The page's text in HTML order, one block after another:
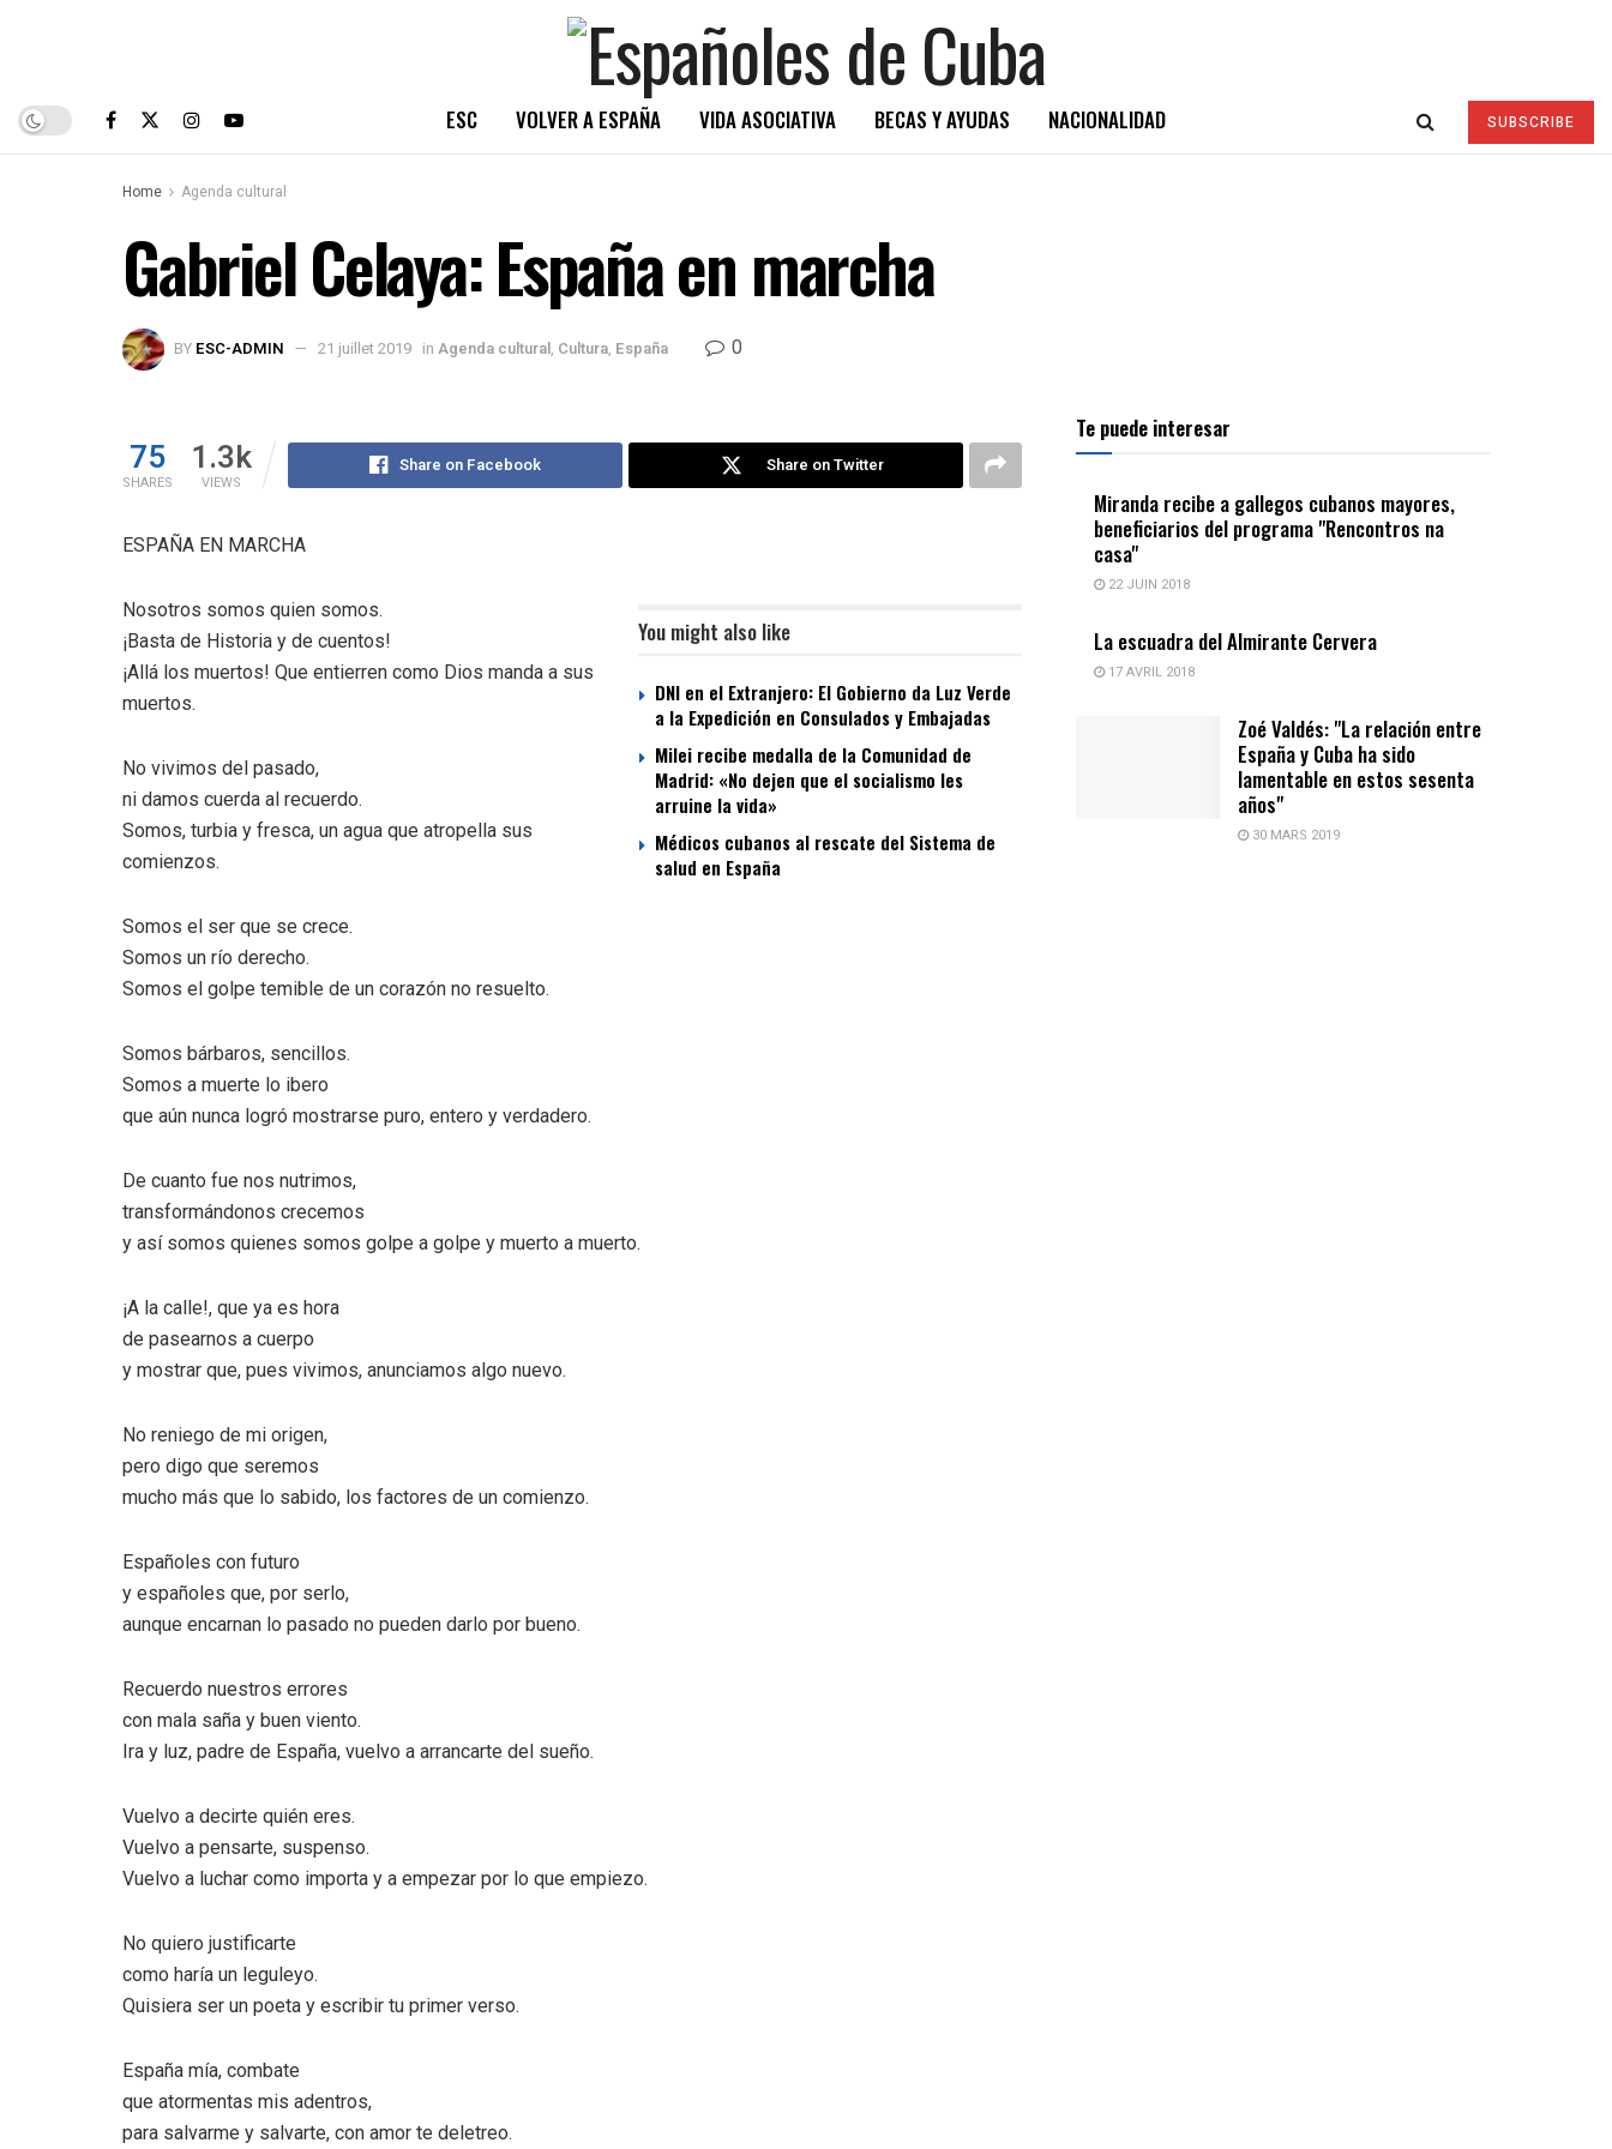
ESC VOLVER A ESPAÑA VIDA ASOCIATIVA BECAS Y AYUDAS NACIONALIDAD SUBSCRIBE
Home Agenda cultural
Gabriel Celaya: España en marcha
BY ESC-ADMIN 21 juillet 2019 in Agenda cultural, Cultura, España 0
75
SHARES
1.3k
VIEWS
Share on Facebook Share on Twitter
ESPAÑA EN MARCHA
You might also like
DNI en el Extranjero: El Gobierno da Luz Verde
a la Expedición en Consulados y Embajadas
Milei recibe medalla de la Comunidad de
Madrid: «No dejen que el socialismo les
arruine la vida»
Médicos cubanos al rescate del Sistema de
salud en España
Nosotros somos quien somos.
¡Basta de Historia y de cuentos!
¡Allá los muertos! Que entierren como Dios manda a sus
muertos.
No vivimos del pasado,
ni damos cuerda al recuerdo.
Somos, turbia y fresca, un agua que atropella sus
comienzos.
Somos el ser que se crece.
Somos un río derecho.
Somos el golpe temible de un corazón no resuelto.
Somos bárbaros, sencillos.
Somos a muerte lo ibero
que aún nunca logró mostrarse puro, entero y verdadero.
De cuanto fue nos nutrimos,
transformándonos crecemos
y así somos quienes somos golpe a golpe y muerto a muerto.
¡A la calle!, que ya es hora
de pasearnos a cuerpo
y mostrar que, pues vivimos, anunciamos algo nuevo.
No reniego de mi origen,
pero digo que seremos
mucho más que lo sabido, los factores de un comienzo.
Españoles con futuro
y españoles que, por serlo,
aunque encarnan lo pasado no pueden darlo por bueno.
Recuerdo nuestros errores
con mala saña y buen viento.
Ira y luz, padre de España, vuelvo a arrancarte del sueño.
Vuelvo a decirte quién eres.
Vuelvo a pensarte, suspenso.
Vuelvo a luchar como importa y a empezar por lo que empiezo.
No quiero justificarte
como haría un leguleyo.
Quisiera ser un poeta y escribir tu primer verso.
España mía, combate
que atormentas mis adentros,
para salvarme y salvarte, con amor te deletreo.
Te puede interesar
Miranda recibe a gallegos cubanos mayores,
beneficiarios del programa "Rencontros na
casa"
22 JUIN 2018
La escuadra del Almirante Cervera
17 AVRIL 2018
Zoé Valdés: "La relación entre
España y Cuba ha sido
lamentable en estos sesenta
años"
30 MARS 2019